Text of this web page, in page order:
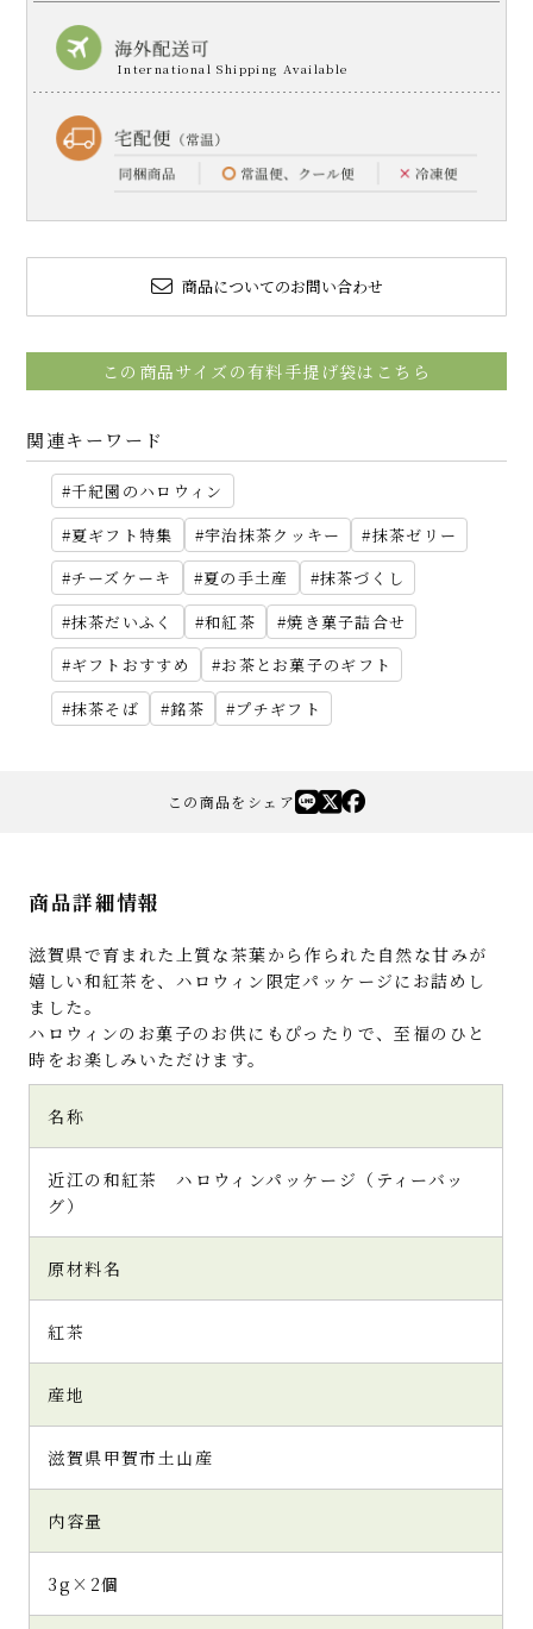
商品についてのお問い合わせ
この商品サイズの有料手提げ袋はこちら
関連キーワード
千紀園のハロウィン
夏ギフト特集
宇治抹茶クッキー
抹茶ゼリー
チーズケーキ
夏の手土産
抹茶づくし
抹茶だいふく
和紅茶
焼き菓子詰合せ
ギフトおすすめ
お茶とお菓子のギフト
抹茶そば
銘茶 プチギフト
この商品をシェア
商品詳細情報
滋賀県で育まれた上質な茶葉から作られた自然な甘みが
嬉しい和紅茶を、ハロウィン限定パッケージにお詰めし
ました。
ハロウィンのお菓子のお供にもぴったりで、至福のひと
時をお楽しみいただけます。
名称
近江の和紅茶 ハロウィンパッケージ（ティーバッ
グ）
原材料名
紅茶
産地
滋賀県甲賀市土山産
内容量
3g×2個